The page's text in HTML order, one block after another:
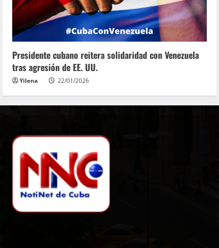
Presidente cubano reitera solidaridad con Venezuela
tras agresión de EE. UU.
Yilena 22/01/2026